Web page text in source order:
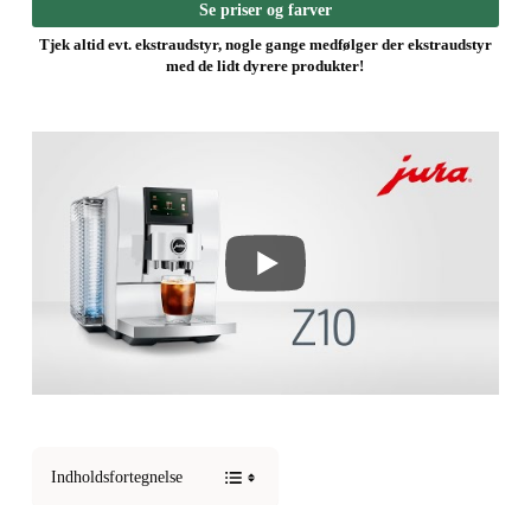
Se priser og farver
Tjek altid evt. ekstraudstyr, nogle gange medfølger der ekstraudstyr
med de lidt dyrere produkter!
Indholdsfortegnelse